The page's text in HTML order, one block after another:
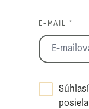
E-MAIL *